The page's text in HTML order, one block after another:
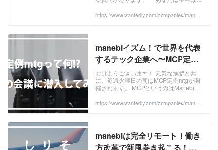
うなりたいですか？」 「あなたの人生の
議題です。 ...
https://www.wantedly.com/companies/maneb
manebiイズム！で世界を代表
するテック企業へ〜MCP定例
mtgに潜入リサーチしてみた〜
| 株式会社manebi
おはようございます！ 元気な挨拶と共
に、毎週火曜日の朝はMCP定例mtgが開
催されます。 MCPというのはManebi
られました。 今回はこのMCP定例mtgの
く、大きく舵きりをしていくmanebi。 ...
https://www.wantedly.com/companies/maneb
manebiは完全リモート！働き
方改革で新風巻き起こる！？